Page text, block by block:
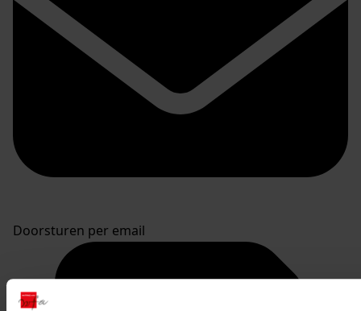
Doorsturen per email